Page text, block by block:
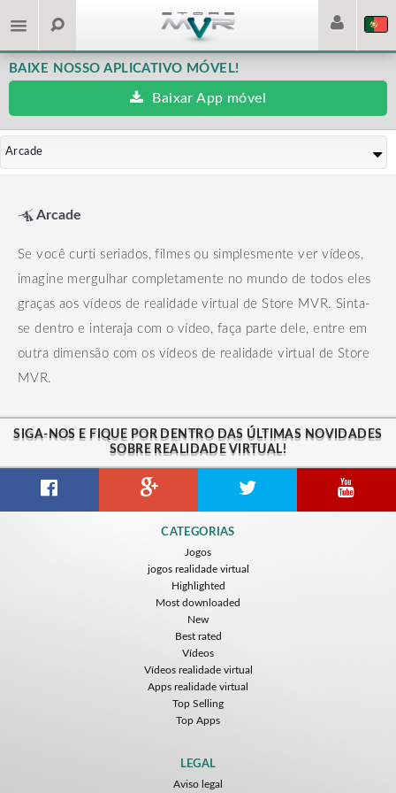
BAIXE NOSSO APLICATIVO MÓVEL!
Baixar App móvel
Arcade
Arcade
Se você curti seriados, filmes ou simplesmente ver vídeos,
imagine mergulhar completamente no mundo de todos eles
graças aos vídeos de realidade virtual de Store MVR. Sinta-
se dentro e interaja com o vídeo, faça parte dele, entre em
outra dimensão com os vídeos de realidade virtual de Store
MVR.
SIGA-NOS E FIQUE POR DENTRO DAS ÚLTIMAS NOVIDADES
SOBRE REALIDADE VIRTUAL!
CATEGORIAS
Jogos
jogos realidade virtual
Highlighted
Most downloaded
New
Best rated
Vídeos
Vídeos realidade virtual
Apps realidade virtual
Top Selling
Top Apps
LEGAL
Aviso legal